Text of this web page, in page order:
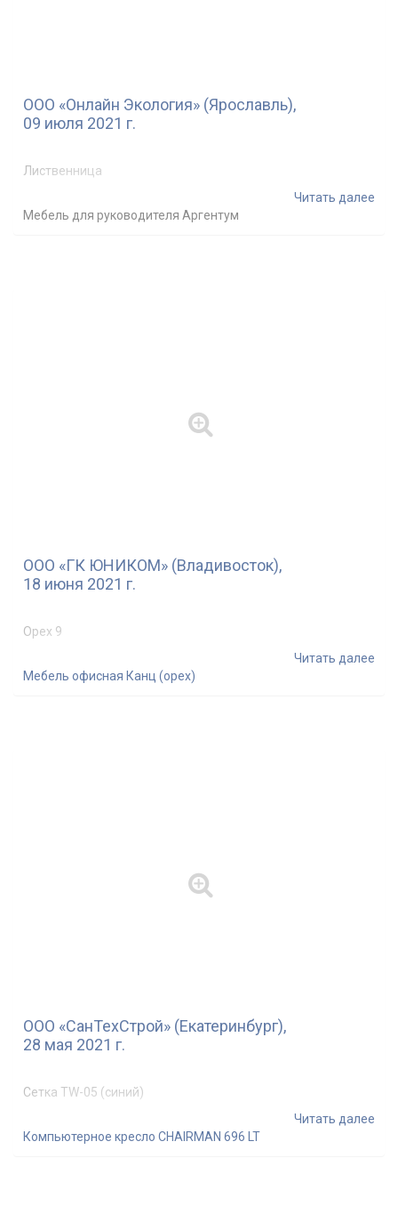
ООО «Онлайн Экология» (Ярославль),
09 июля 2021 г.
Лиственница
Читать далее
Мебель для руководителя Аргентум
ООО «ГК ЮНИКОМ» (Владивосток),
18 июня 2021 г.
Орех 9
Читать далее
Мебель офисная Канц (орех)
ООО «СанТехСтрой» (Екатеринбург),
28 мая 2021 г.
Сетка TW-05 (синий)
Читать далее
Компьютерное кресло CHAIRMAN 696 LT